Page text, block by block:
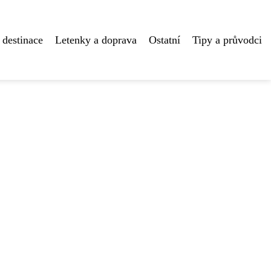
Letenky a doprava Ostatní Tipy a průvodci